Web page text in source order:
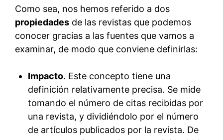
Como sea, nos hemos referido a dos
propiedades de las revistas que podemos
conocer gracias a las fuentes que vamos a
examinar, de modo que conviene definirlas:
Impacto. Este concepto tiene una
definición relativamente precisa. Se mide
tomando el número de citas recibidas por
una revista, y dividiéndolo por el número
de artículos publicados por la revista. De